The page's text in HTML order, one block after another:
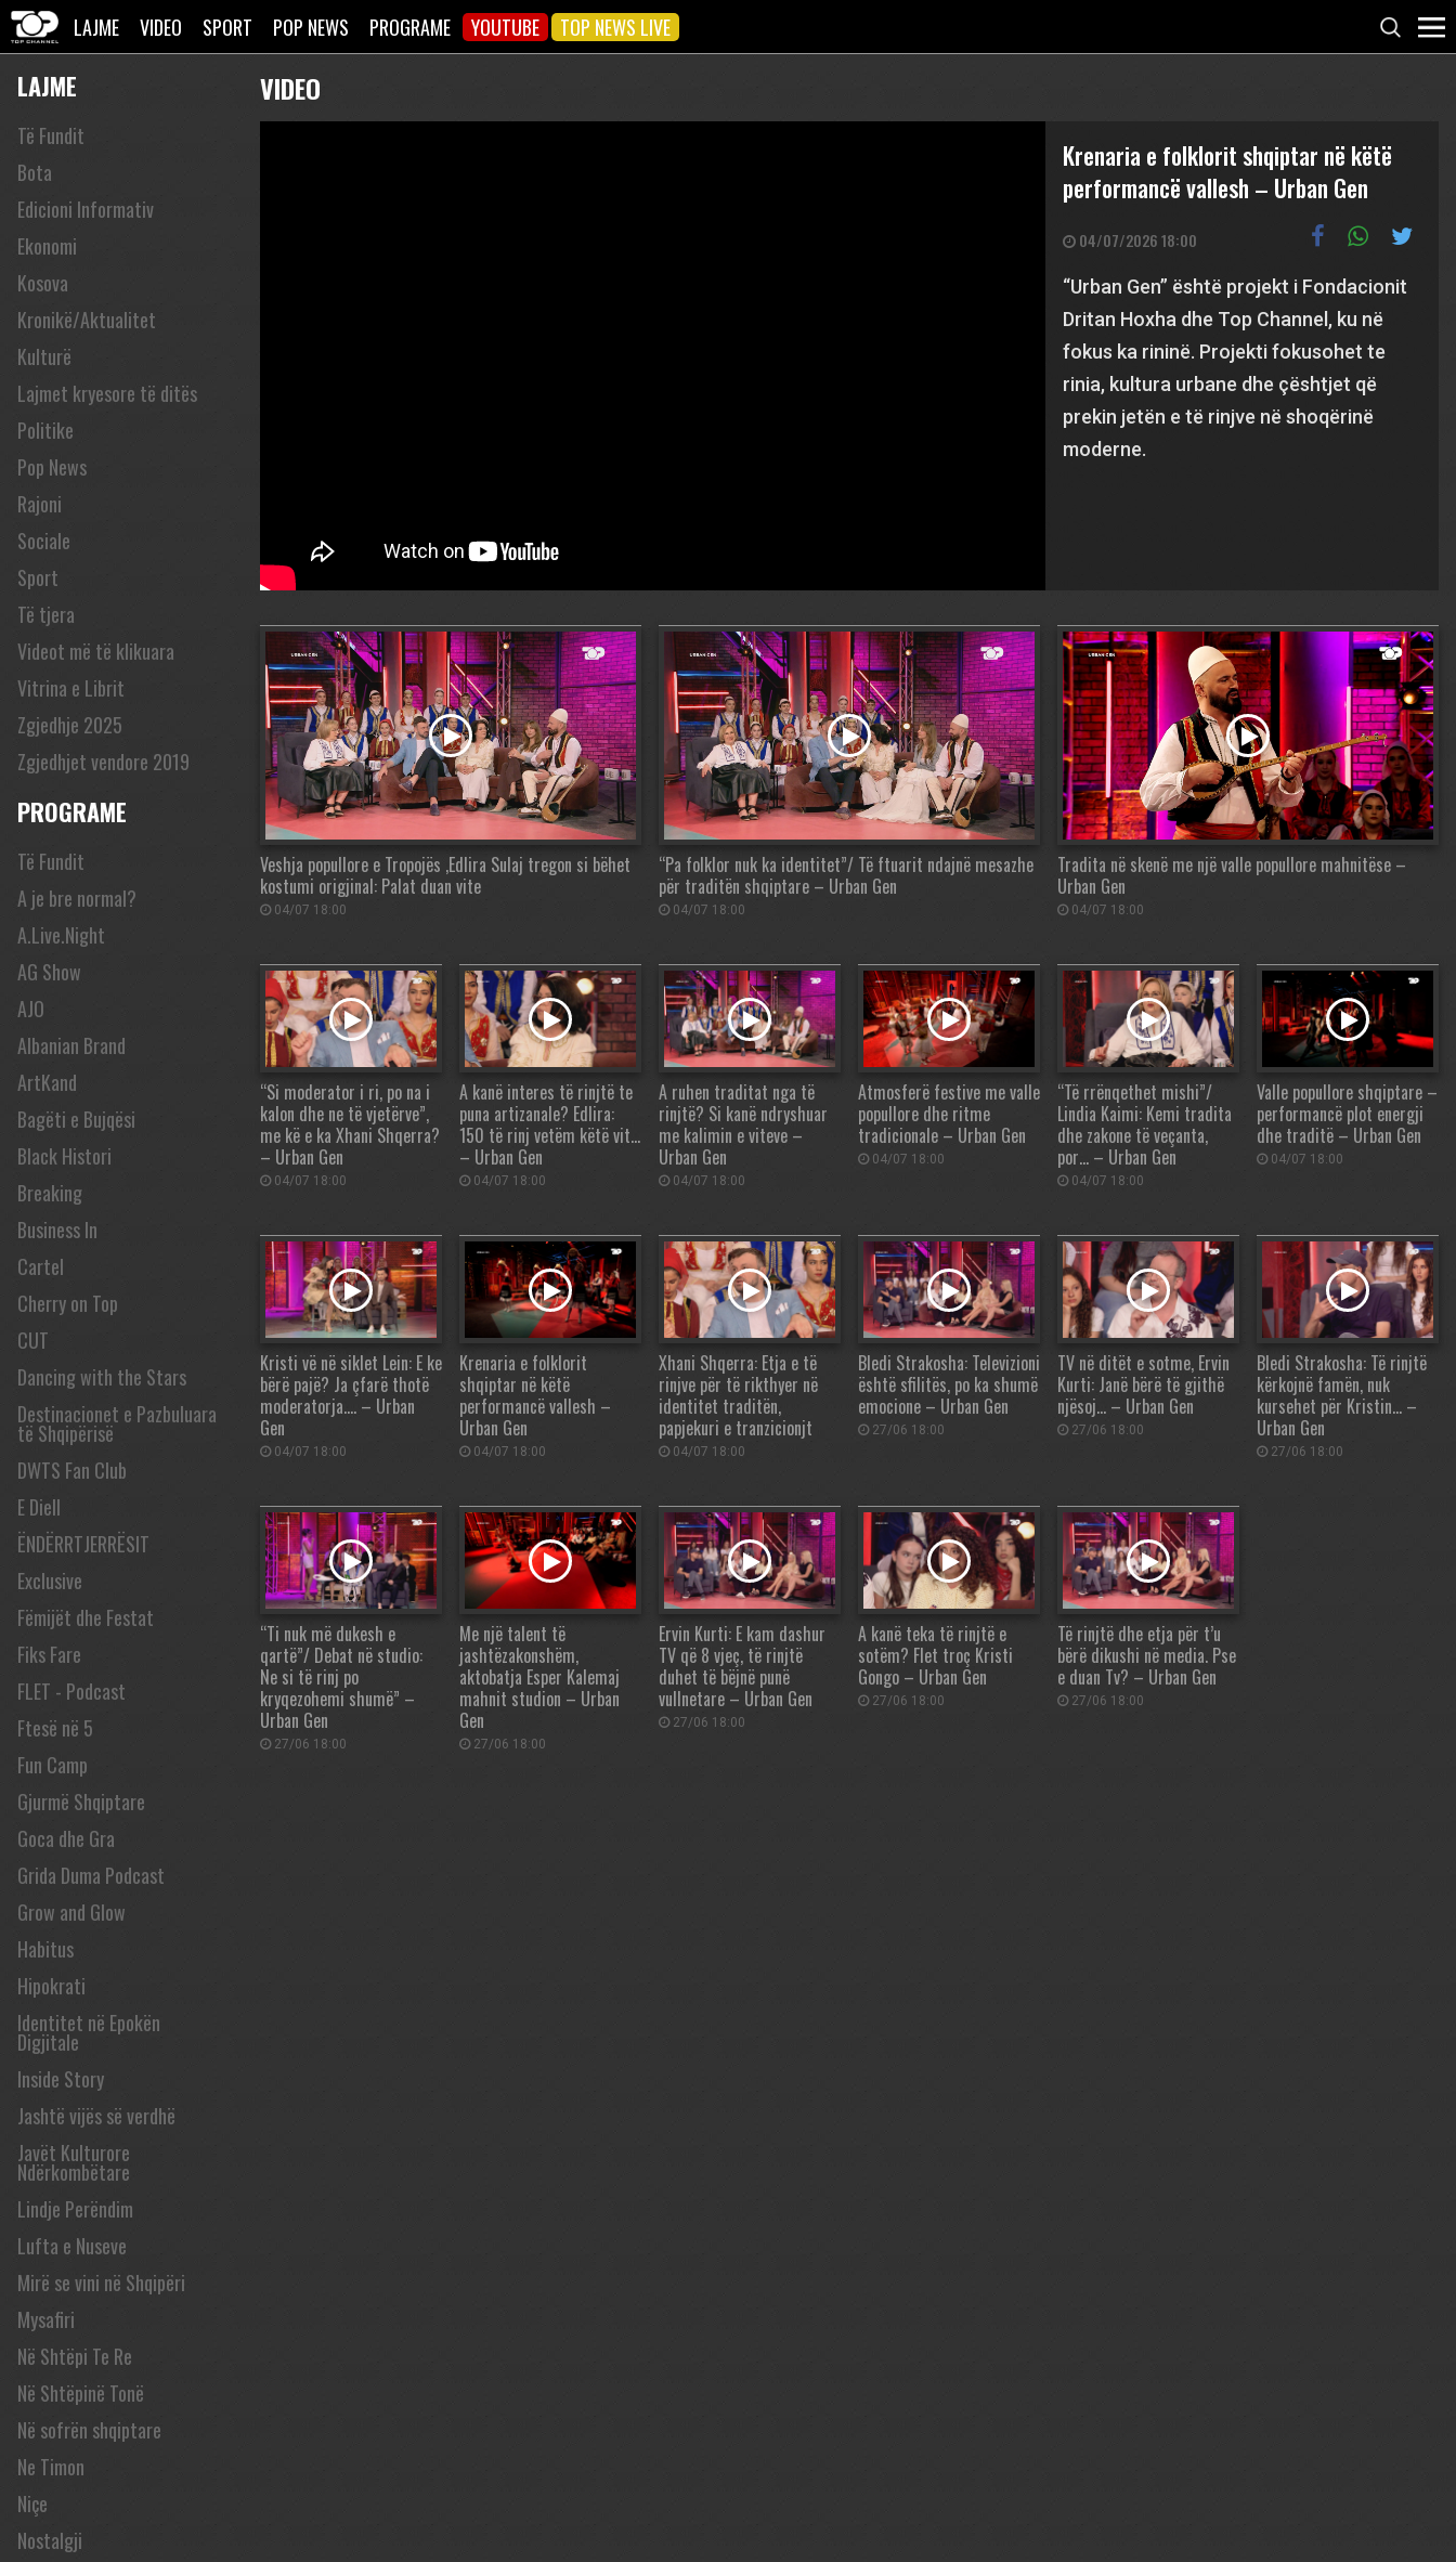
LAJME VIDEO SPORT POP NEWS PROGRAME YOUTUBE TOP NEWS LIVE
LAJME
Të Fundit
Bota
Edicioni Informativ
Ekonomi
Kosova
Kronikë/Aktualitet
Kulturë
Lajmet kryesore të ditës
Politike
Pop News
Rajoni
Sociale
Sport
Të tjera
Videot më të klikuara
Vitrina e Librit
Zgjedhje 2025
Zgjedhjet vendore 2019
PROGRAME
Të Fundit
A je bre normal?
A.Live.Night
AG Show
AJO
Albanian Brand
ArtKand
Bagëti e Bujqësi
Black Histori
Breaking
Business In
Cartel
Cherry on Top
CUT
Dancing with the Stars
Destinacionet e Pazbuluara
të Shqipërisë
DWTS Fan Club
E Diell
ËNDËRRTJERRËSIT
Exclusive
Fëmijët dhe Festat
Fiks Fare
FLET - Podcast
Ftesë në 5
Fun Camp
Gjurmë Shqiptare
Goca dhe Gra
Grida Duma Podcast
Grow and Glow
Habitus
Hipokrati
Identitet në Epokën
Digjitale
Inside Story
Jashtë vijës së verdhë
Javët Kulturore
Ndërkombëtare
Lindje Perëndim
Lufta e Nuseve
Mirë se vini në Shqipëri
Mysafiri
Në Shtëpi Te Re
Në Shtëpinë Tonë
Në sofrën shqiptare
Ne Timon
Niçe
Nostalgji
VIDEO
Krenaria e folklorit shqiptar në këtë
performancë vallesh – Urban Gen
04/07/2026 18:00
“Urban Gen” është projekt i Fondacionit
Dritan Hoxha dhe Top Channel, ku në
fokus ka rininë. Projekti fokusohet te
rinia, kultura urbane dhe çështjet që
prekin jetën e të rinjve në shoqërinë
moderne.
Veshja popullore e Tropojës ,Edlira Sulaj tregon si bëhet
kostumi origjinal: Palat duan vite
04/07 18:00
“Pa folklor nuk ka identitet”/ Të ftuarit ndajnë mesazhe
për traditën shqiptare – Urban Gen
04/07 18:00
Tradita në skenë me një valle popullore mahnitëse –
Urban Gen
04/07 18:00
“Si moderator i ri, po na i
kalon dhe ne të vjetërve”,
me kë e ka Xhani Shqerra?
– Urban Gen
04/07 18:00
A kanë interes të rinjtë te
puna artizanale? Edlira:
150 të rinj vetëm këtë vit…
– Urban Gen
04/07 18:00
A ruhen traditat nga të
rinjtë? Si kanë ndryshuar
me kalimin e viteve –
Urban Gen
04/07 18:00
Atmosferë festive me valle
popullore dhe ritme
tradicionale – Urban Gen
04/07 18:00
“Të rrënqethet mishi”/
Lindia Kaimi: Kemi tradita
dhe zakone të veçanta,
por… – Urban Gen
04/07 18:00
Valle popullore shqiptare –
performancë plot energji
dhe traditë – Urban Gen
04/07 18:00
Kristi vë në siklet Lein: E ke
bërë pajë? Ja çfarë thotë
moderatorja…. – Urban
Gen
04/07 18:00
Krenaria e folklorit
shqiptar në këtë
performancë vallesh –
Urban Gen
04/07 18:00
Xhani Shqerra: Etja e të
rinjve për të rikthyer në
identitet traditën,
papjekuri e tranzicionjt
04/07 18:00
Bledi Strakosha: Televizioni
është sfilitës, po ka shumë
emocione – Urban Gen
27/06 18:00
TV në ditët e sotme, Ervin
Kurti: Janë bërë të gjithë
njësoj… – Urban Gen
27/06 18:00
Bledi Strakosha: Të rinjtë
kërkojnë famën, nuk
kursehet për Kristin… –
Urban Gen
27/06 18:00
“Ti nuk më dukesh e
qartë”/ Debat në studio:
Ne si të rinj po
kryqezohemi shumë” –
Urban Gen
27/06 18:00
Me një talent të
jashtëzakonshëm,
aktobatja Esper Kalemaj
mahnit studion – Urban
Gen
27/06 18:00
Ervin Kurti: E kam dashur
TV që 8 vjeç, të rinjtë
duhet të bëjnë punë
vullnetare – Urban Gen
27/06 18:00
A kanë teka të rinjtë e
sotëm? Flet troç Kristi
Gongo – Urban Gen
27/06 18:00
Të rinjtë dhe etja për t’u
bërë dikushi në media. Pse
e duan Tv? – Urban Gen
27/06 18:00